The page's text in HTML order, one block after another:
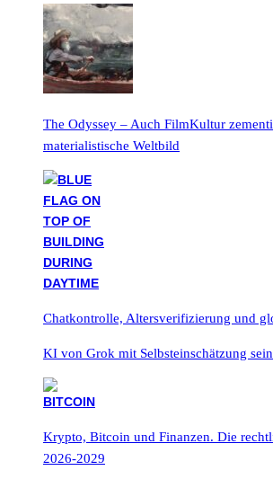
The Odyssey – Auch FilmKultur
materialistische Weltbild
Chatkontrolle, Altersverifizierung und
KI von Grok mit Selbsteinschätzung
Krypto, Bitcoin und Finanzen. Die
2026-2029